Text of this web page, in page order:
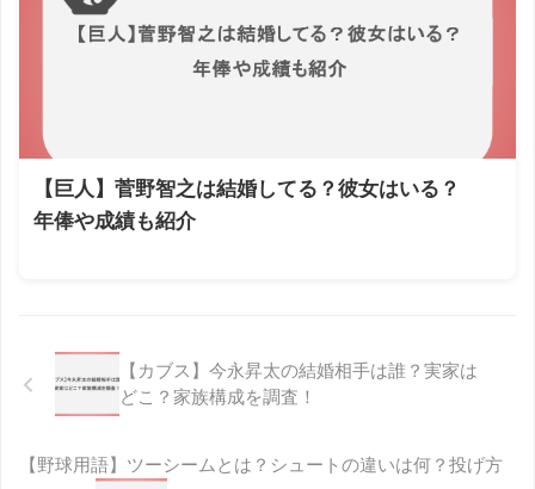
【巨人】菅野智之は結婚してる？彼女はいる？
年俸や成績も紹介
【カブス】今永昇太の結婚相手は誰？実家は
どこ？家族構成を調査！
【野球用語】ツーシームとは？シュートの違いは何？投げ方